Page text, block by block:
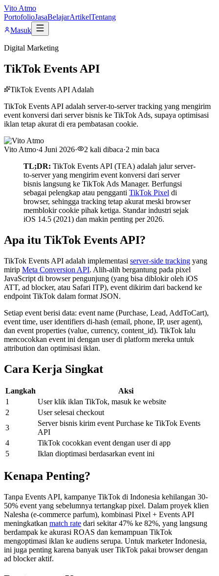
Vito Atmo
PortofolioJasaBelajarArtikelTentang
Masuk
Digital Marketing
TikTok Events API
TikTok Events API Adalah
TikTok Events API adalah server-to-server tracking yang mengirim
event konversi dari server bisnis ke TikTok Ads, supaya optimisasi
iklan tetap akurat di era pembatasan cookie.
Vito Atmo·4 Juni 2026· 2 kali dibaca·2 min baca
TL;DR: TikTok Events API (TEA) adalah jalur server-
to-server yang mengirim event konversi dari server
bisnis langsung ke TikTok Ads Manager. Berfungsi
sebagai pelengkap atau pengganti TikTok Pixel di
browser, sehingga tracking tetap akurat meski browser
memblokir cookie pihak ketiga. Standar industri sejak
iOS 14.5 (2021) dan makin penting per 2026.
Apa itu TikTok Events API?
TikTok Events API adalah implementasi server-side tracking yang
mirip Meta Conversion API. Alih-alih bergantung pada pixel
JavaScript di browser pengunjung (yang bisa diblokir oleh iOS
ATT, ad blocker, atau Safari ITP), event dikirim dari backend ke
endpoint TikTok dalam format JSON.
Setiap event berisi data: event name (Purchase, Lead, AddToCart),
event time, user identifiers di-hash (email, phone, IP, user agent),
dan event properties (value, currency, content_id). TikTok lalu
mencocokkan event ini dengan user di platform mereka untuk
attribution dan optimisasi iklan.
Cara Kerja Singkat
Langkah
Aksi
1
User klik iklan TikTok, masuk ke website
2
User selesai checkout
3
Server bisnis kirim event Purchase ke TikTok Events
API
4
TikTok cocokkan event dengan user di app
5
Iklan dioptimasi berdasarkan event ini
Kenapa Penting?
Tanpa Events API, kampanye TikTok di Indonesia kehilangan 30-
50% event yang sebelumnya tertangkap pixel. Dalam proyek klien
Nalesha (e-commerce parfum), kombinasi Pixel + Events API
meningkatkan match rate dari sekitar 47% ke 82%, yang langsung
berdampak ke akurasi ROAS dan kemampuan TikTok
mengoptimasi iklan ke audiens serupa. Untuk marketer Indonesia,
ini juga penting karena banyak user TikTok pakai browser dengan
ad blocker aktif.